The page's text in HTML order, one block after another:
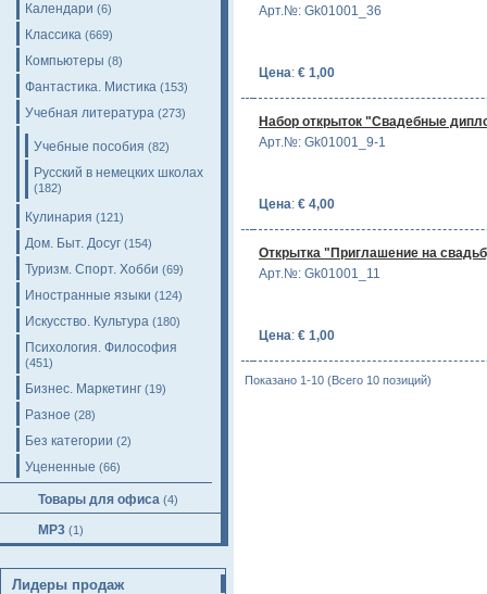
Календари (6)
Классика (669)
Компьютеры (8)
Фантастика. Мистика (153)
Учебная литература (273)
Учебные пособия (82)
Русский в немецких школах
(182)
Кулинария (121)
Дом. Быт. Досуг (154)
Туризм. Спорт. Хобби (69)
Иностранные языки (124)
Искусство. Культура (180)
Психология. Философия
(451)
Бизнес. Маркетинг (19)
Разное (28)
Без категории (2)
Уцененные (66)
Товары для офиса (4)
MP3 (1)
Лидеры продаж
Арт.№: Gk01001_36
Цена: € 1,00
Набор открыток "Свадебные
Арт.№: Gk01001_9-1
Цена: € 4,00
Открытка "Приглашение на
Арт.№: Gk01001_11
Цена: € 1,00
Показано 1-10 (Всего 10 позиций)